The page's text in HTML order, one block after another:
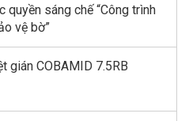
quyền sáng chế “Công trình
vệ bờ”
gián COBAMID 7.5RB